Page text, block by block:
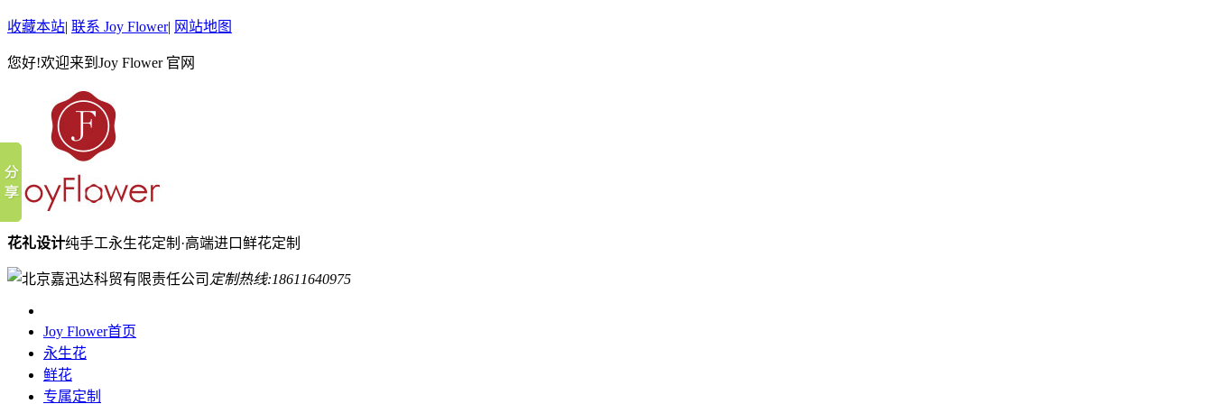
收藏本站| 联系 Joy Flower| 网站地图
您好!欢迎来到Joy Flower 官网
花礼设计纯手工永生花定制·高端进口鲜花定制
定制热线:18611640975
Joy Flower首页
永生花
鲜花
专属定制